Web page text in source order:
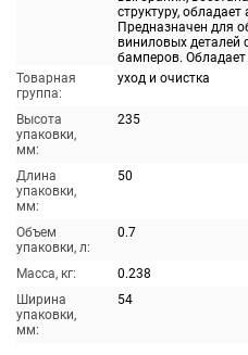
структуру,
Предназначен для
виниловых деталей
бамперов.
Товарная
группа:
уход и очистка
Высота
упаковки,
мм:
235
Длина
упаковки,
мм:
50
Объем
упаковки, л:
0.7
Масса, кг:
0.238
Ширина
упаковки,
мм:
54